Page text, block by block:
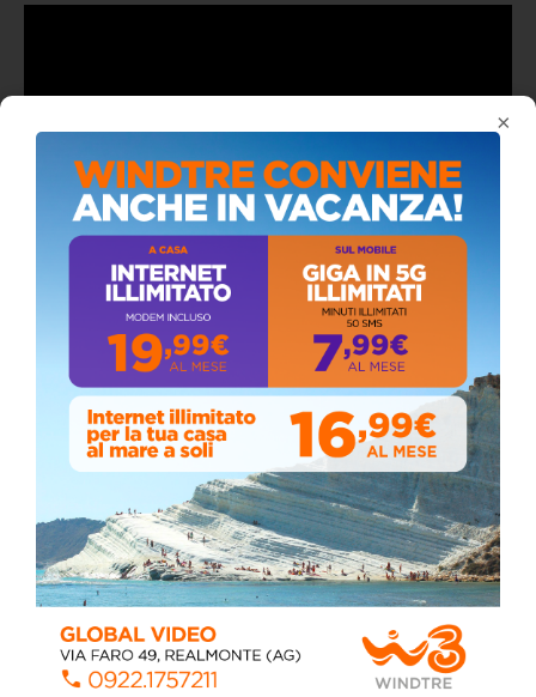
×
ALMANACCO DEL GIORNO
Stefano Bissi entra nella Strada degli